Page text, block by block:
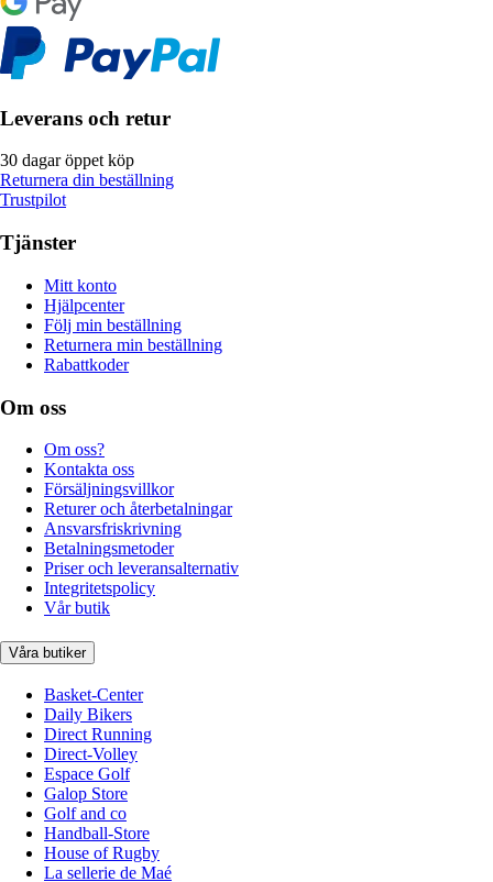
Leverans och retur
30 dagar öppet köp
Returnera din beställning
Trustpilot
Tjänster
Mitt konto
Hjälpcenter
Följ min beställning
Returnera min beställning
Rabattkoder
Om oss
Om oss?
Kontakta oss
Försäljningsvillkor
Returer och återbetalningar
Ansvarsfriskrivning
Betalningsmetoder
Priser och leveransalternativ
Integritetspolicy
Vår butik
Våra butiker
Basket-Center
Daily Bikers
Direct Running
Direct-Volley
Espace Golf
Galop Store
Golf and co
Handball-Store
House of Rugby
La sellerie de Maé